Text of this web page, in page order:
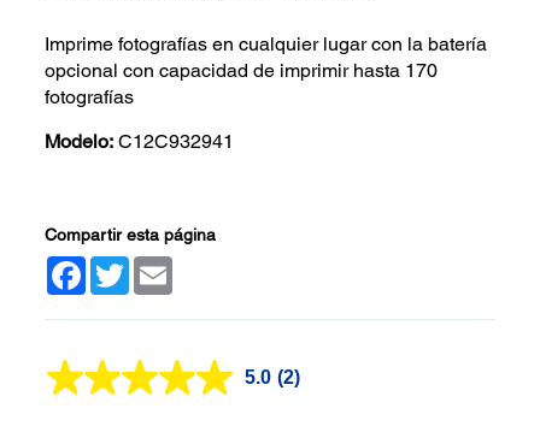
Imprime fotografías en cualquier lugar con la batería
opcional con capacidad de imprimir hasta 170
fotografías
Modelo: C12C932941
Compartir esta página
Facebook
Twitter
5.0 Lea
(2)